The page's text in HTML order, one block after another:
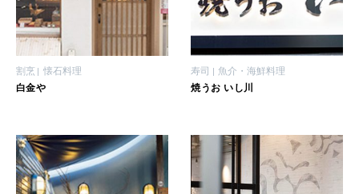
割烹 懐石料理
白金や
寿司 魚介・海鮮料理
焼うお いし川